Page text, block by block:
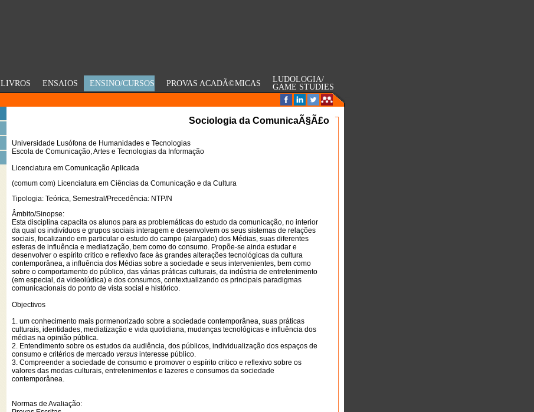
LIVROS ENSAIOS ENSINO/CURSOS PROVAS ACADÃ©MICAS
LUDOLOGIA/
GAME STUDIES
Sociologia da ComunicaÃ§Ã£o
Universidade Lusófona de Humanidades e Tecnologias
Escola de Comunicação, Artes e Tecnologias da Informação
Licenciatura em Comunicação Aplicada
(comum com) Licenciatura em Ciências da Comunicação e da Cultura
Tipologia: Teórica, Semestral/Precedência: NTP/N
Âmbito/Sinopse:
Esta disciplina capacita os alunos para as problemáticas do estudo da comunicação, no interior
da qual os indivíduos e grupos sociais interagem e desenvolvem os seus sistemas de relações
sociais, focalizando em particular o estudo do campo (alargado) dos Médias, suas diferentes
esferas de influência e mediatização, bem como do consumo. Propõe-se ainda estudar e
desenvolver o espírito critico e reflexivo face às grandes alterações tecnológicas da cultura
contemporânea, a influência dos Médias sobre a sociedade e seus intervenientes, bem como
sobre o comportamento do público, das várias práticas culturais, da indústria de entretenimento
(em especial, da videolúdica) e dos consumos, contextualizando os principais paradigmas
comunicacionais do ponto de vista social e histórico.
Objectivos
1. um conhecimento mais pormenorizado sobre a sociedade contemporânea, suas práticas
culturais, identidades, mediatização e vida quotidiana, mudanças tecnológicas e influência dos
médias na opinião pública.
2. Entendimento sobre os estudos da audiência, dos públicos, individualização dos espaços de
consumo e critérios de mercado versusinteresse público.
3. Compreender a sociedade de consumo e promover o espírito critico e reflexivo sobre os
valores das modas culturais, entretenimentos e lazeres e consumos da sociedade
contemporânea.
Normas de Avaliação: